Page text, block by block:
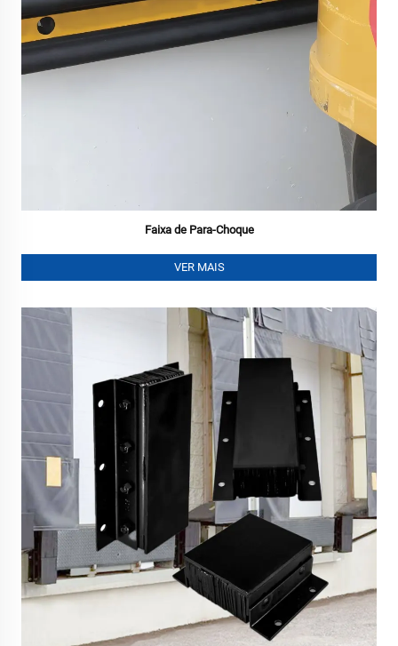
Faixa de Para-Choque
VER MAIS